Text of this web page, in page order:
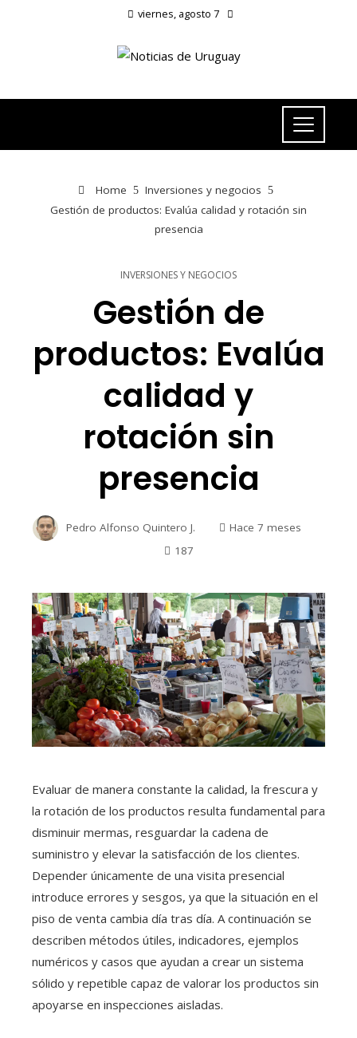
viernes, agosto 7
Home
Inversiones y negocios
Gestión de productos: Evalúa calidad y rotación sin
presencia
INVERSIONES Y NEGOCIOS
Gestión de
productos: Evalúa
calidad y
rotación sin
presencia
Pedro Alfonso Quintero J.
Hace 7 meses
187
Evaluar de manera constante la calidad, la frescura y
la rotación de los productos resulta fundamental para
disminuir mermas, resguardar la cadena de
suministro y elevar la satisfacción de los clientes.
Depender únicamente de una visita presencial
introduce errores y sesgos, ya que la situación en el
piso de venta cambia día tras día. A continuación se
describen métodos útiles, indicadores, ejemplos
numéricos y casos que ayudan a crear un sistema
sólido y repetible capaz de valorar los productos sin
apoyarse en inspecciones aisladas.